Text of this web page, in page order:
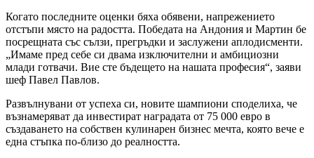
Когато последните оценки бяха обявени, напрежението
отстъпи място на радостта. Победата на Андония и Мартин бе
посрещната със сълзи, прегръдки и заслужени аплодисменти.
„Имаме пред себе си двама изключителни и амбициозни
млади готвачи. Вие сте бъдещето на нашата професия“, заяви
шеф Павел Павлов.
Развълнувани от успеха си, новите шампиони споделиха, че
възнамеряват да инвестират наградата от 75 000 евро в
създаването на собствен кулинарен бизнес мечта, която вече е
една стъпка по-близо до реалността.